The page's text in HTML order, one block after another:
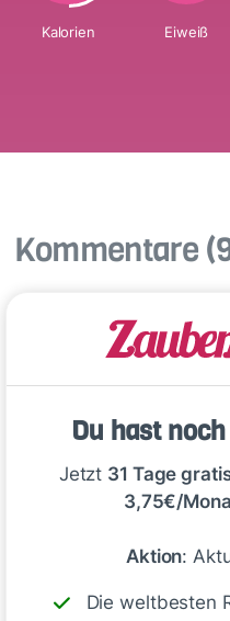
Du hast
Jetzt 31 Tage
3,75€/
Aktion:
Die weltbesten
Kalorien Eiweiß
Kommentare
DoRo08